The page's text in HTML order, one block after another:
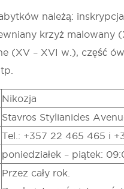
należą:
krzyż malowany
(XV – XVI w.), część
Nikozja
Stavros Stylianides
Tel.: +357 22 465 465 i
poniedziałek – piątek:
Przez cały rok.